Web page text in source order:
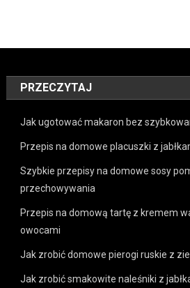
PRZECZYTAJ
Jak ugotować makaron bez
Przepis na domowe placuszki z
Szybkie przepisy na domowe sosy
przechowywania
Przepis na domową tartę z kremem
owocami
Jak zrobić domowe pierogi ruskie z
Jak zrobić smakowite naleśniki z